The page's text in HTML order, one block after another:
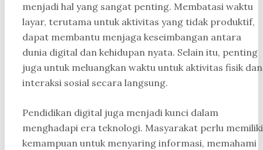
menjadi hal yang sangat penting. Membatasi waktu
layar, terutama untuk aktivitas yang tidak produktif,
dapat membantu menjaga keseimbangan antara
dunia digital dan kehidupan nyata. Selain itu, penting
juga untuk meluangkan waktu untuk aktivitas fisik dan
interaksi sosial secara langsung.
Pendidikan digital juga menjadi kunci dalam
menghadapi era teknologi. Masyarakat perlu memiliki
kemampuan untuk menyaring informasi, memahami